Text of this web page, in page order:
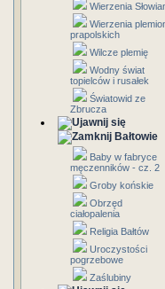
Wierzenia
Wierzenia
prapolskich
Wilcze plemię
Wodny świat
topielców i rusałek
Światowid ze
Zbrucza
Bałtowie
Baby w fabryce
męczenników - cz. 2
Groby końskie
Obrzęd
ciałopalenia
Religia Bałtów
Uroczystości
pogrzebowe
Zaślubiny